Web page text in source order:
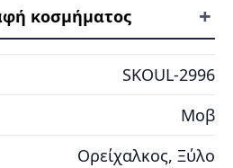
κοσμήματος +
SKOUL-2996
Μοβ
Ορείχαλκος, Ξύλο